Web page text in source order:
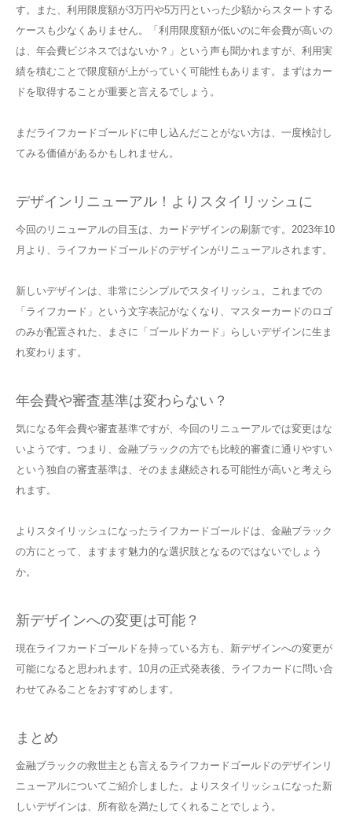
す。また、利用限度額が3万円や5万円といった少額からスタートする
ケースも少なくありません。「利用限度額が低いのに年会費が高いの
は、年会費ビジネスではないか？」という声も聞かれますが、利用実
績を積むことで限度額が上がっていく可能性もあります。まずはカー
ドを取得することが重要と言えるでしょう。
まだライフカードゴールドに申し込んだことがない方は、一度検討し
てみる価値があるかもしれません。
デザインリニューアル！よりスタイリッシュに
今回のリニューアルの目玉は、カードデザインの刷新です。2023年10
月より、ライフカードゴールドのデザインがリニューアルされます。
新しいデザインは、非常にシンプルでスタイリッシュ。これまでの
「ライフカード」という文字表記がなくなり、マスターカードのロゴ
のみが配置された、まさに「ゴールドカード」らしいデザインに生ま
れ変わります。
年会費や審査基準は変わらない？
気になる年会費や審査基準ですが、今回のリニューアルでは変更はな
いようです。つまり、金融ブラックの方でも比較的審査に通りやすい
という独自の審査基準は、そのまま継続される可能性が高いと考えら
れます。
よりスタイリッシュになったライフカードゴールドは、金融ブラック
の方にとって、ますます魅力的な選択肢となるのではないでしょう
か。
新デザインへの変更は可能？
現在ライフカードゴールドを持っている方も、新デザインへの変更が
可能になると思われます。10月の正式発表後、ライフカードに問い合
わせてみることをおすすめします。
まとめ
金融ブラックの救世主とも言えるライフカードゴールドのデザインリ
ニューアルについてご紹介しました。よりスタイリッシュになった新
しいデザインは、所有欲を満たしてくれることでしょう。